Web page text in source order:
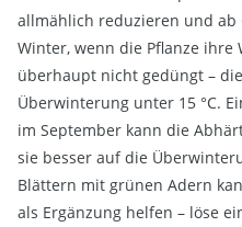
allmählich reduzieren und ab
Winter, wenn die Pflanze
überhaupt nicht gedüngt –
Überwinterung unter 15 °C.
im September kann die
sie besser auf die
Blättern mit grünen Adern
als Ergänzung helfen – löse